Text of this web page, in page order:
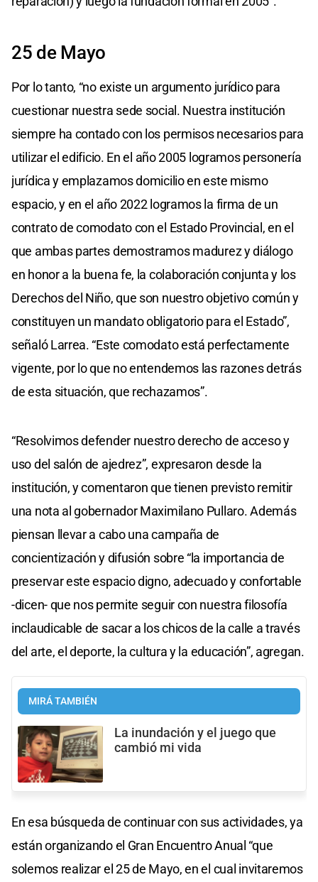
25 de Mayo
Por lo tanto, “no existe un argumento jurídico para
cuestionar nuestra sede social. Nuestra institución
siempre ha contado con los permisos necesarios para
utilizar el edificio. En el año 2005 logramos personería
jurídica y emplazamos domicilio en este mismo
espacio, y en el año 2022 logramos la firma de un
contrato de comodato con el Estado Provincial, en el
que ambas partes demostramos madurez y diálogo
en honor a la buena fe, la colaboración conjunta y los
Derechos del Niño, que son nuestro objetivo común y
constituyen un mandato obligatorio para el Estado”,
señaló Larrea. “Este comodato está perfectamente
vigente, por lo que no entendemos las razones detrás
de esta situación, que rechazamos”.
“Resolvimos defender nuestro derecho de acceso y
uso del salón de ajedrez”, expresaron desde la
institución, y comentaron que tienen previsto remitir
una nota al gobernador Maximilano Pullaro. Además
piensan llevar a cabo una campaña de
concientización y difusión sobre “la importancia de
preservar este espacio digno, adecuado y confortable
-dicen- que nos permite seguir con nuestra filosofía
inclaudicable de sacar a los chicos de la calle a través
del arte, el deporte, la cultura y la educación”, agregan.
MIRÁ TAMBIÉN
La inundación y el juego que
cambió mi vida
En esa búsqueda de continuar con sus actividades, ya
están organizando el Gran Encuentro Anual “que
solemos realizar el 25 de Mayo, en el cual invitaremos